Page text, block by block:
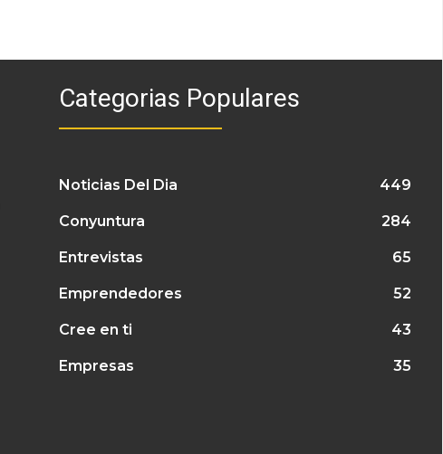
Categorias Populares
Noticias Del Dia 449
Conyuntura 284
Entrevistas 65
Emprendedores 52
Cree en ti 43
Empresas 35